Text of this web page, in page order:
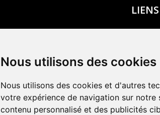
Nous utilisons des cookies
Nous utilisons des cookies et d'autres
votre expérience de navigation sur notre
contenu personnalisé et des publicités